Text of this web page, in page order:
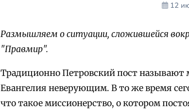
12
Размышляем о ситуации, сложившейся
"Правмир".
Традиционно Петровский пост называют
Евангелия неверующим. В то же время
что такое миссионерство, о котором